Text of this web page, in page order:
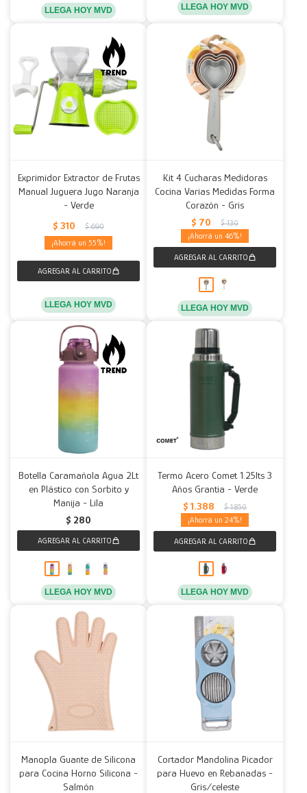
LLEGA HOY MVD LLEGA HOY MVD
Exprimidor Extractor de Frutas
Manual Juguera Jugo Naranja
- Verde
$ 310 $ 690
55
LLEGA HOY MVD
Kit 4 Cucharas Medidoras
Cocina Varias Medidas Forma
Corazón - Gris
$ 70 $ 130
46
LLEGA HOY MVD
Botella Caramañola Agua 2Lt
en Plástico con Sorbito y
Manija - Lila
$ 280
LLEGA HOY MVD
Termo Acero Comet 1.25lts 3
Años Grantia - Verde
$ 1.388 $ 1.850
24
LLEGA HOY MVD
Manopla Guante de Silicona
para Cocina Horno Silicona -
Salmón
Cortador Mandolina Picador
para Huevo en Rebanadas -
Gris/celeste